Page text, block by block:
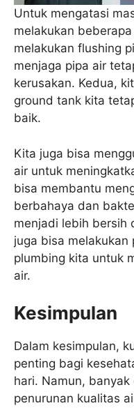
Untuk mengatasi
melakukan
melakukan flushing
menjaga pipa air
kerusakan. Kedua,
ground tank kita
baik.
Kita juga bisa
air untuk
bisa membantu
berbahaya dan
menjadi lebih bersih
juga bisa
plumbing kita untuk
air.
Kesimpulan
Dalam kesimpulan,
penting bagi
hari. Namun,
penurunan kualitas